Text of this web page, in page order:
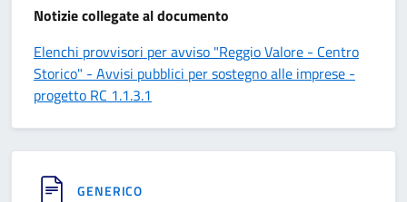
Notizie collegate al documento
Elenchi provvisori per avviso "Reggio Valore - Centro
Storico" - Avvisi pubblici per sostegno alle imprese -
progetto RC 1.1.3.1
GENERICO